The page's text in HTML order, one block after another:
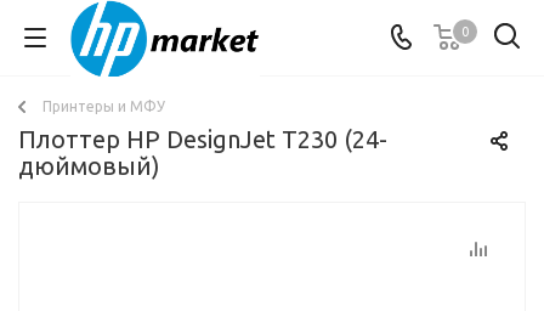
0
Принтеры и МФУ
Плоттер HP DesignJet T230 (24-
дюймовый)